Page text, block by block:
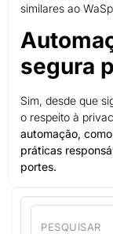
similares ao
segura
Sim, desde que
o respeito à
automação,
práticas
portes.